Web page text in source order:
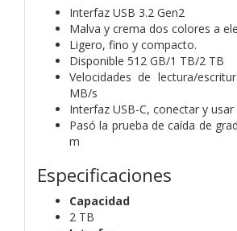
Interfaz USB 3.2 Gen2
Malva y crema dos colores a
Ligero, fino y compacto.
Disponible 512 GB/1 TB/2 TB
Velocidades de lectura/
MB/s
Interfaz USB-C, conectar y usar
Pasó la prueba de caída de
m
Especificaciones
Capacidad
2 TB